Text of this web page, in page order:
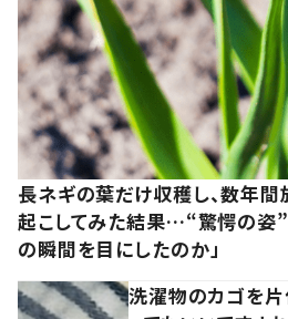
長ネギの葉だけ収穫し、数年
起こしてみた結果…“驚愕の姿”
の瞬間を目にしたのか」
洗濯物のカゴを片